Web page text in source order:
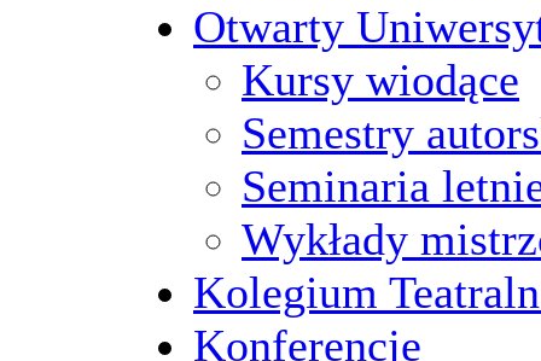
Otwarty
Kursy wiodące
Semestry
Seminaria
Wykłady
Kolegium
Konferencje